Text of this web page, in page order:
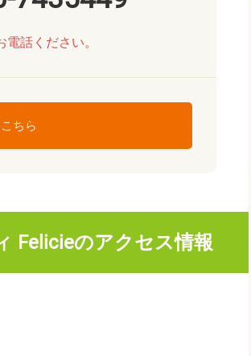
話ください。
ちら
Felicieのアクセス情報